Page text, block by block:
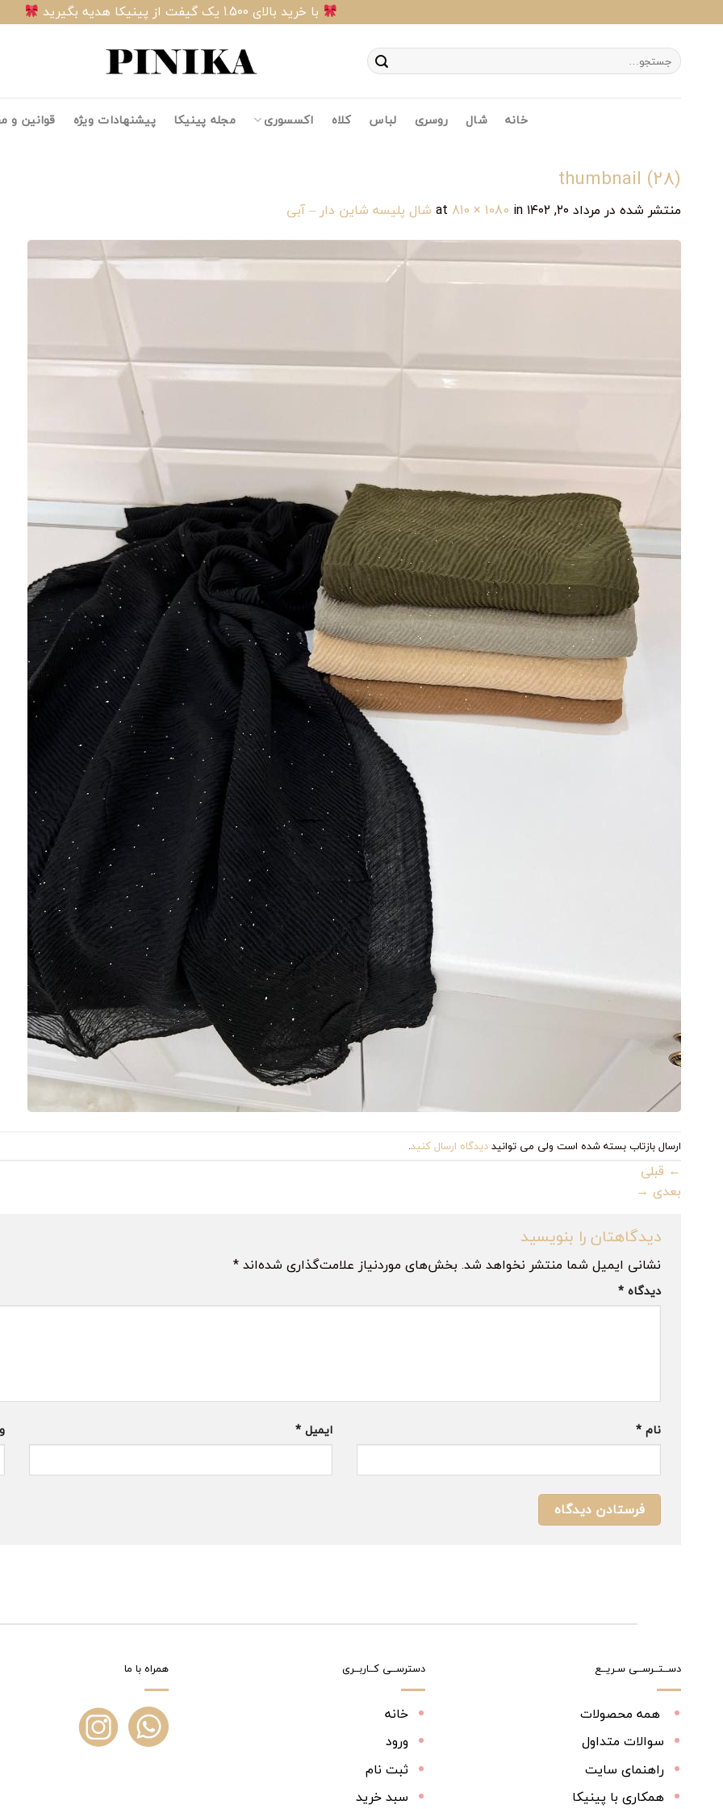
to
content
با خرید بالای 1.500 یک گیفت از پینیکا هدیه بگیرید
جستجو
برای:
خانه شال روسری لباس کلاه اکسسوری مجله پینیکا پیشنهادات ویژه قوانین و
thumbnail (28)
منتشر شده در مرداد ۲۰, ۱۴۰۲ 810 × 1080 in شال پلیسه شاین دار – آبی
ارسال بازتاب بسته شده است ولی می توانیددیدگاه ارسال کنید.
← قبلی
بعدی →
دیدگاهتان را بنویسید
نشانی ایمیل شما منتشر نخواهد شد. بخش‌های موردنیاز علامت‌گذاری شده‌اند*
دیدگاه *
نام * ایمیل *
دســتــرســی سـریــع
همه محصولات
سوالات متداول
راهنمای سایت
همکاری با پینیکا
دسترســی کــاربــری
خانه
ورود
ثبت نام
سبد خرید
همراه با ما